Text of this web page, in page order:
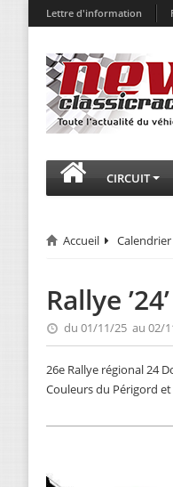
Lettre d'information
CIRCUIT
Accueil Calendrier
Rallye
du 01/11/25 au 02/
26e Rallye régional 24
Couleurs du Périgord